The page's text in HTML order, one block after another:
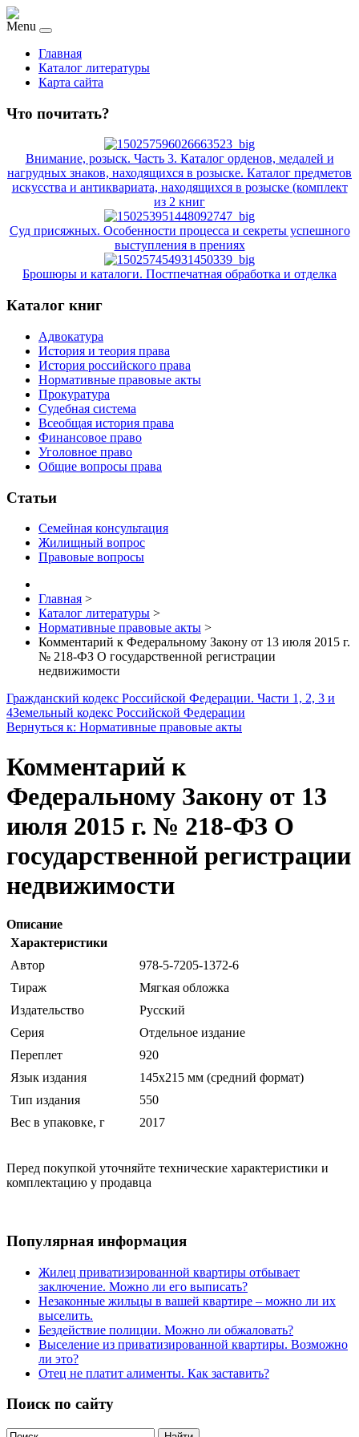
Menu
Главная
Каталог литературы
Карта сайта
Что почитать?
Внимание, розыск. Часть 3. Каталог орденов, медалей и
нагрудных знаков, находящихся в розыске. Каталог предметов
искусства и антиквариата, находящихся в розыске (комплект
из 2 книг
Суд присяжных. Особенности процесса и секреты успешного
выступления в прениях
Брошюры и каталоги. Постпечатная обработка и отделка
Каталог книг
Адвокатура
История и теория права
История российского права
Нормативные правовые акты
Прокуратура
Судебная система
Всеобщая история права
Финансовое право
Уголовное право
Общие вопросы права
Статьи
Семейная консультация
Жилищный вопрос
Правовые вопросы
Главная >
Каталог литературы >
Нормативные правовые акты >
Комментарий к Федеральному Закону от 13 июля 2015 г.
№ 218-ФЗ О государственной регистрации
недвижимости
Гражданский кодекс Российской Федерации. Части 1, 2, 3 и
4Земельный кодекс Российской Федерации
Вернуться к: Нормативные правовые акты
Комментарий к
Федеральному Закону от 13
июля 2015 г. № 218-ФЗ О
государственной регистрации
недвижимости
Описание
Характеристики
Автор
978-5-7205-1372-6
Тираж
Мягкая обложка
Издательство
Русский
Серия
Отдельное издание
Переплет
920
Язык издания
145х215 мм (средний формат)
Тип издания
550
Вес в упаковке, г
2017
Перед покупкой уточняйте технические характеристики и
комплектацию у продавца
Популярная информация
Жилец приватизированной квартиры отбывает
заключение. Можно ли его выписать?
Незаконные жильцы в вашей квартире – можно ли их
выселить.
Бездействие полиции. Можно ли обжаловать?
Выселение из приватизированной квартиры. Возможно
ли это?
Отец не платит алименты. Как заставить?
Поиск по сайту